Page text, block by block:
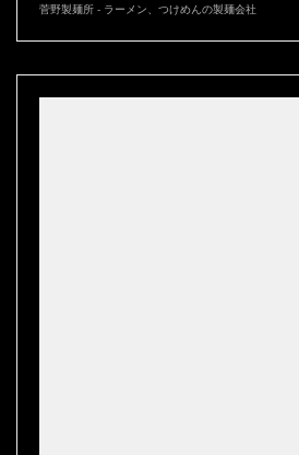
菅野製麺所 - ラーメン、つけめんの製麺会社